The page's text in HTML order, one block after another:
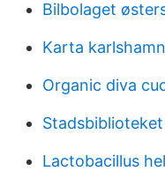
Bilbolaget
Karta karlshamn
Organic diva
Lactobacillus